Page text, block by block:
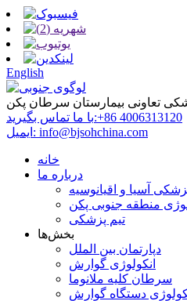
English
تعاونی بیمارستان سرطان پکن
با ما تماس بگیرید:‎+86 4006313120‎
ایمیل: info@bjsohchina.com
خانه
درباره ما
منطقه جنوبی پکن
تیم پزشکی
بخش‌ها
دپارتمان بین الملل
انکولوژی گوارش
سرطان کلیه ملانوما
دستگاه گوارش